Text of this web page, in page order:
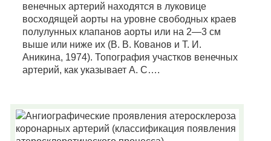
венечных артерий находятся в луковице
восходящей аорты на уровне свободных краев
полулунных клапанов аорты или на 2—3 см
выше или ниже их (В. В. Кованов и Т. И.
Аникина, 1974). Топография участков венечных
артерий, как указывает А. С….